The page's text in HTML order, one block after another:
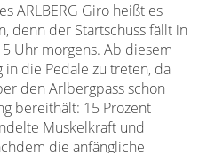
ARLBERG Giro heißt es
denn der Startschuss fällt in
Uhr morgens. Ab diesem
die Pedale zu treten, da
den Arlbergpass schon
bereithält: 15 Prozent
Muskelkraft und
die anfängliche